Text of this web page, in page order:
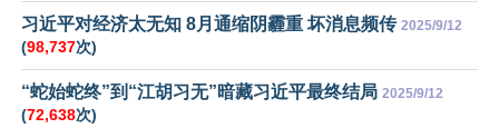
习近平对经济太无知 8月通缩阴霾重 坏消息频传 2025/9/12
(98,737次)
“蛇始蛇终”到“江胡习无”暗藏习近平最终结局 2025/9/12
(72,638次)